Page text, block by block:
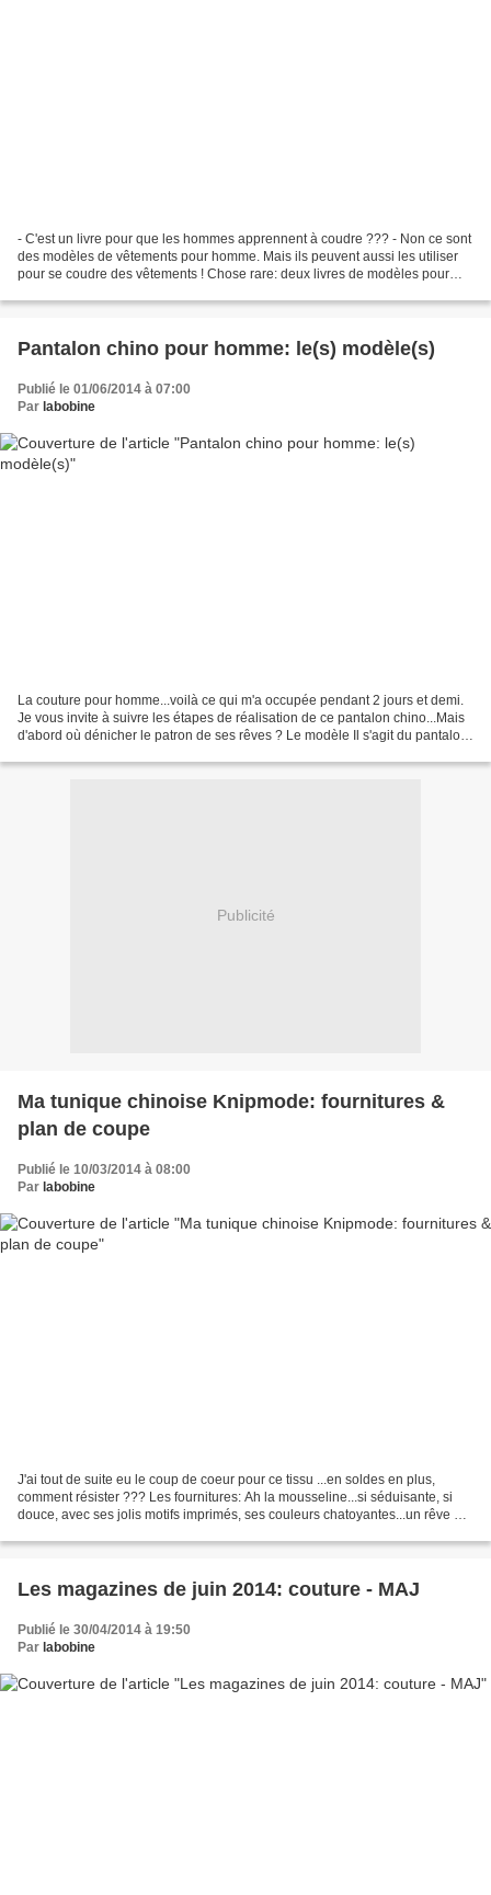
- C'est un livre pour que les hommes apprennent à coudre ??? - Non ce sont
des modèles de vêtements pour homme. Mais ils peuvent aussi les utiliser
pour se coudre des vêtements ! Chose rare: deux livres de modèles pour
Pantalon chino pour homme: le(s) modèle(s)
Publié le 01/06/2014 à 07:00
Par labobine
La couture pour homme...voilà ce qui m'a occupée pendant 2 jours et demi.
Je vous invite à suivre les étapes de réalisation de ce pantalon chino...Mais
d'abord où dénicher le patron de ses rêves ? Le modèle Il s'agit du pantalon
Publicité
Ma tunique chinoise Knipmode: fournitures &
plan de coupe
Publié le 10/03/2014 à 08:00
Par labobine
J'ai tout de suite eu le coup de coeur pour ce tissu ...en soldes en plus,
comment résister ??? Les fournitures: Ah la mousseline...si séduisante, si
douce, avec ses jolis motifs imprimés, ses couleurs chatoyantes...un rêve de
Les magazines de juin 2014: couture - MAJ
Publié le 30/04/2014 à 19:50
Par labobine